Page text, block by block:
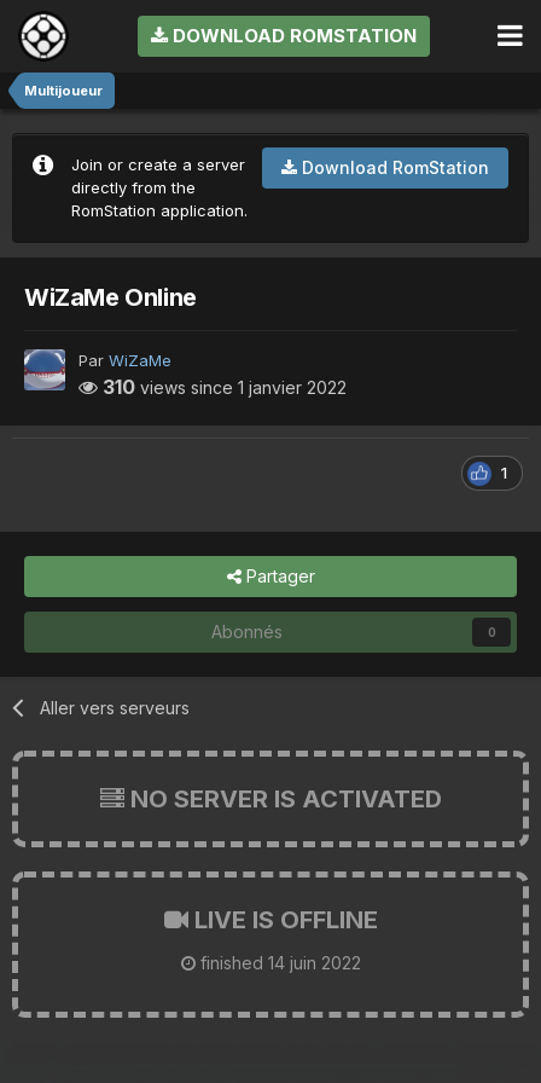
DOWNLOAD ROMSTATION
Multijoueur
Download RomStation
Join or create a server
directly from the
RomStation application.
WiZaMe Online
Par WiZaMe
310 views since 1 janvier 2022
1
Partager
Abonnés 0
Aller vers serveurs
NO SERVER IS ACTIVATED
LIVE IS OFFLINE
finished 14 juin 2022